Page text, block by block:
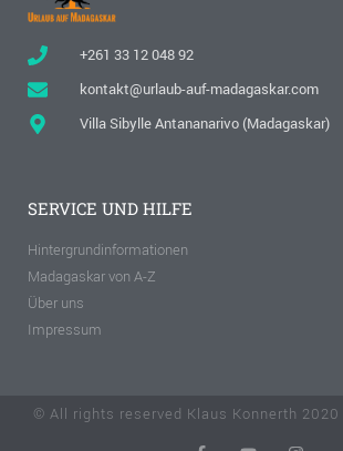
+261 33 12 048 92
kontakt@urlaub-auf-madagaskar.com
Villa Sibylle Antananarivo (Madagaskar)
SERVICE UND HILFE
Hintergrundinformationen
Madagaskar von A-Z
Über uns
Impressum
© All rights reserved Klaus Konnerth 2020